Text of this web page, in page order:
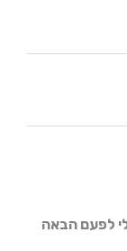
לפעם הבאה